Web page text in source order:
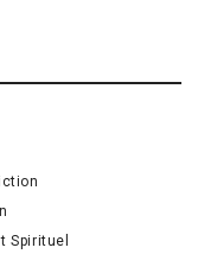
Spirituel